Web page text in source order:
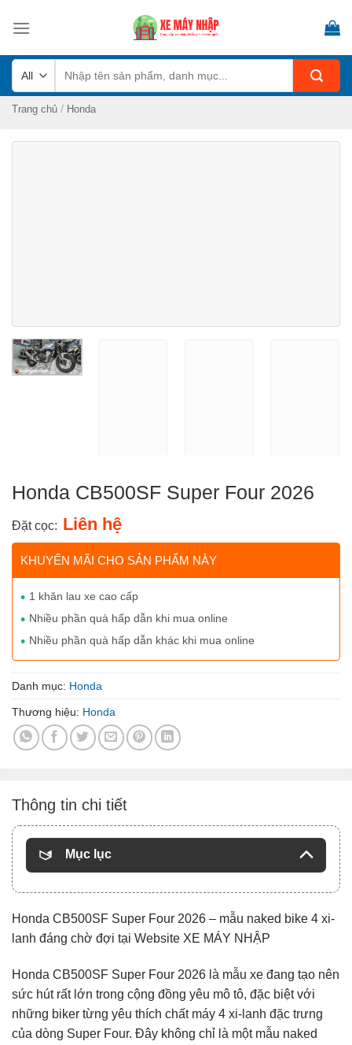
kiếm:
Trang chủ / Honda
Honda CB500SF Super Four 2026
Đặt cọc: Liên hệ
KHUYẾN MÃI CHO SẢN PHẨM NÀY
1 khăn lau xe cao cấp
Nhiều phần quà hấp dẫn khi mua online
Nhiều phần quà hấp dẫn khác khi mua online
Danh mục: Honda
Thương hiệu: Honda
Thông tin chi tiết
Mục lục
Honda CB500SF Super Four 2026 – mẫu naked bike 4 xi-
lanh đáng chờ đợi tại Website XE MÁY NHẬP
Honda CB500SF Super Four 2026 là mẫu xe đang tạo nên
sức hút rất lớn trong cộng đồng yêu mô tô, đặc biệt với
những biker từng yêu thích chất máy 4 xi-lanh đặc trưng
của dòng Super Four. Đây không chỉ là một mẫu naked